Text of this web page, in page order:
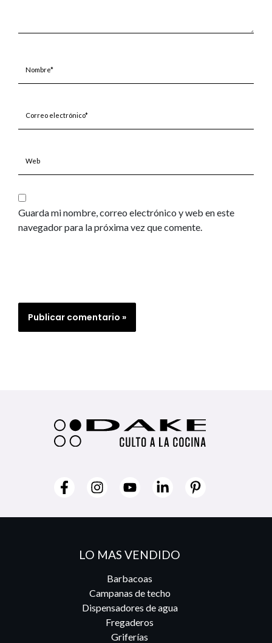
electrónico*
Guarda mi nombre, correo electrónico y web en este
navegador para la próxima vez que comente.
LO MAS VENDIDO
Barbacoas
Campanas de techo
Dispensadores de agua
Fregaderos
Griferías